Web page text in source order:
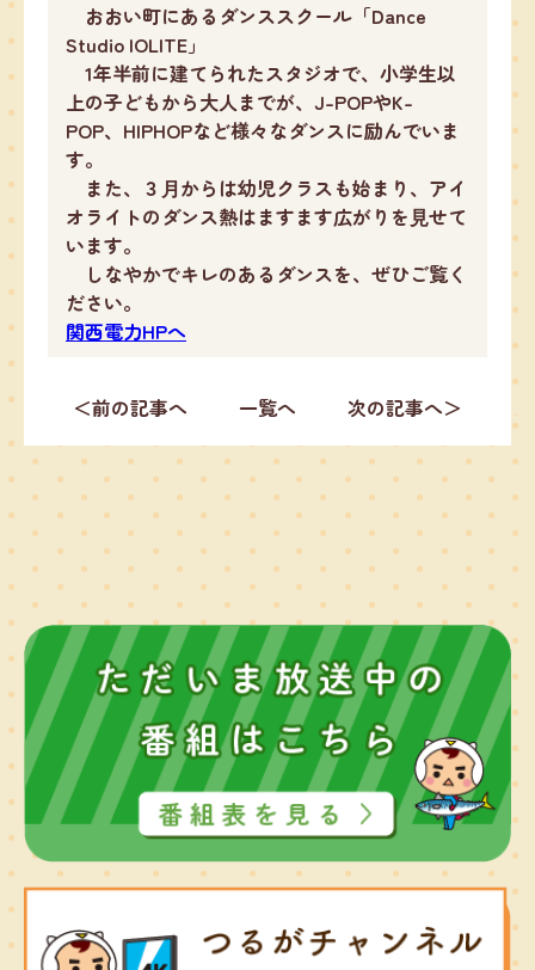
おおい町にあるダンススクール「Dance
Studio IOLITE」
1年半前に建てられたスタジオで、小学生以
上の子どもから大人までが、J-POPやK-
POP、HIPHOPなど様々なダンスに励んでいま
す。
また、３⽉からは幼児クラスも始まり、アイ
オライトのダンス熱はますます広がりを⾒せて
います。
しなやかでキレのあるダンスを、ぜひご覧く
ださい。
関西電力HPへ
＜前の記事へ 一覧へ 次の記事へ＞